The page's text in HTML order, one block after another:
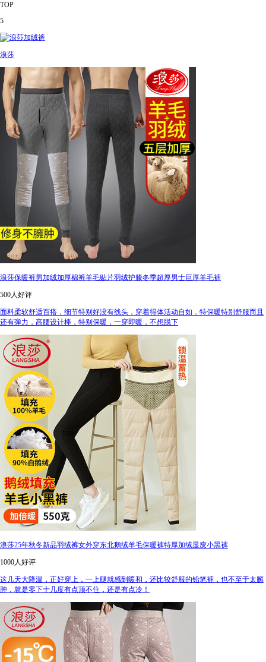
TOP
5
浪莎
浪莎保暖裤男加绒加厚棉裤羊毛贴片羽绒护膝冬季超厚男士巨厚羊毛裤
500人好评
面料柔软舒适百搭，细节特别好没有线头，穿着得体活动自如，特保暖特别舒服而且
还有弹力，高腰设计棒，特别保暖，一穿即暖，不想脱下
浪莎25年秋冬新品羽绒裤女外穿东北鹅绒羊毛保暖裤特厚加绒显廋小黑裤
1000人好评
这几天大降温，正好穿上，一上腿就感到暖和，还比较舒服的铅笔裤，也不至于太臃
肿，就是零下十几度有点顶不住，还是有点冷！